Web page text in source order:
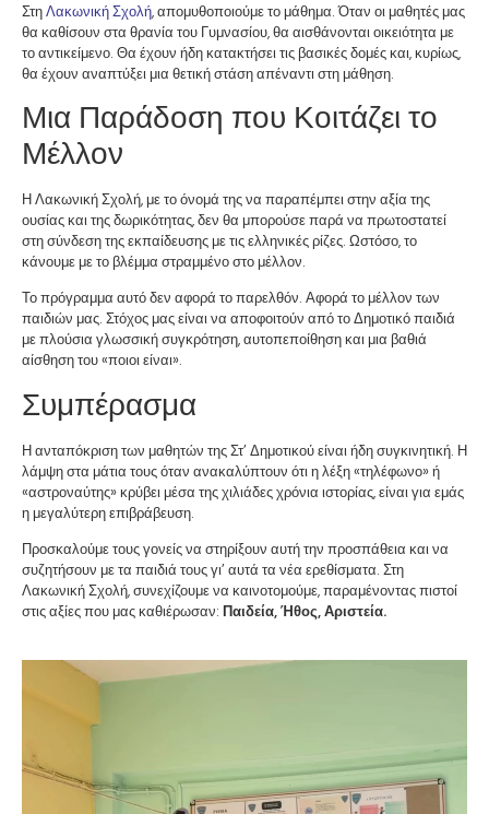
ΣτηΛακωνική Σχολή, απομυθοποιούμε το μάθημα. Όταν οι μαθητές μας
θα καθίσουν στα θρανία του Γυμνασίου, θα αισθάνονται οικειότητα με
το αντικείμενο. Θα έχουν ήδη κατακτήσει τις βασικές δομές και, κυρίως,
θα έχουν αναπτύξει μια θετική στάση απέναντι στη μάθηση.
Μια Παράδοση που Κοιτάζει το
Μέλλον
Η Λακωνική Σχολή, με το όνομά της να παραπέμπει στην αξία της
ουσίας και της δωρικότητας, δεν θα μπορούσε παρά να πρωτοστατεί
στη σύνδεση της εκπαίδευσης με τις ελληνικές ρίζες. Ωστόσο, το
κάνουμε με το βλέμμα στραμμένο στο μέλλον.
Το πρόγραμμα αυτό δεν αφορά το παρελθόν. Αφορά το μέλλον των
παιδιών μας. Στόχος μας είναι να αποφοιτούν από το Δημοτικό παιδιά
με πλούσια γλωσσική συγκρότηση, αυτοπεποίθηση και μια βαθιά
αίσθηση του «ποιοι είναι».
Συμπέρασμα
Η ανταπόκριση των μαθητών της Στ’ Δημοτικού είναι ήδη συγκινητική. Η
λάμψη στα μάτια τους όταν ανακαλύπτουν ότι η λέξη «τηλέφωνο» ή
«αστροναύτης» κρύβει μέσα της χιλιάδες χρόνια ιστορίας, είναι για εμάς
η μεγαλύτερη επιβράβευση.
Προσκαλούμε τους γονείς να στηρίξουν αυτή την προσπάθεια και να
συζητήσουν με τα παιδιά τους γι’ αυτά τα νέα ερεθίσματα. Στη
Λακωνική Σχολή, συνεχίζουμε να καινοτομούμε, παραμένοντας πιστοί
στις αξίες που μας καθιέρωσαν: Παιδεία, Ήθος, Αριστεία.